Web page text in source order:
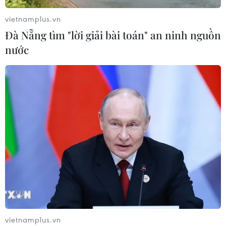
Sở hữu trí tuệ
Quy định sử dụng
RSS
Hỗ trợ
Ngôn ngữ
Dịch vụ tin
Quảng cáo
Liên hệ
Giấy phép số: 1374/GP-BTTTT do Bộ Thông tin và Truyền thông
cấp ngày 11/9/2008.
Quảng cáo: Phó TBT Nguyễn Thị Tám: 093.5958688, Email:
tamvna@gmail.com
Điện thoại: (024) 39411349 - (024) 39411348, Fax: (024)
39411348
Email:vietnamplus2008@gmail.com
vietnamplus.vn
Đà Nẵng tìm "lời giải bài toán" an ninh nguồn
nước
vietnamplus.vn